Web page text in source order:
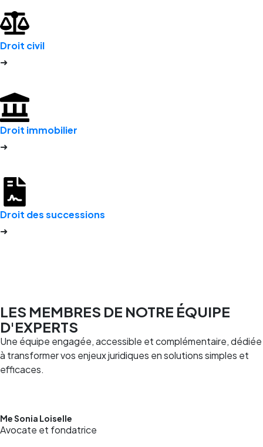
Droit civil
➜
Droit immobilier
➜
Droit des successions
➜
LES MEMBRES DE NOTRE ÉQUIPE
D'EXPERTS
Une équipe engagée, accessible et complémentaire, dédiée
à transformer vos enjeux juridiques en solutions simples et
efficaces.
Me Sonia Loiselle
Avocate et fondatrice